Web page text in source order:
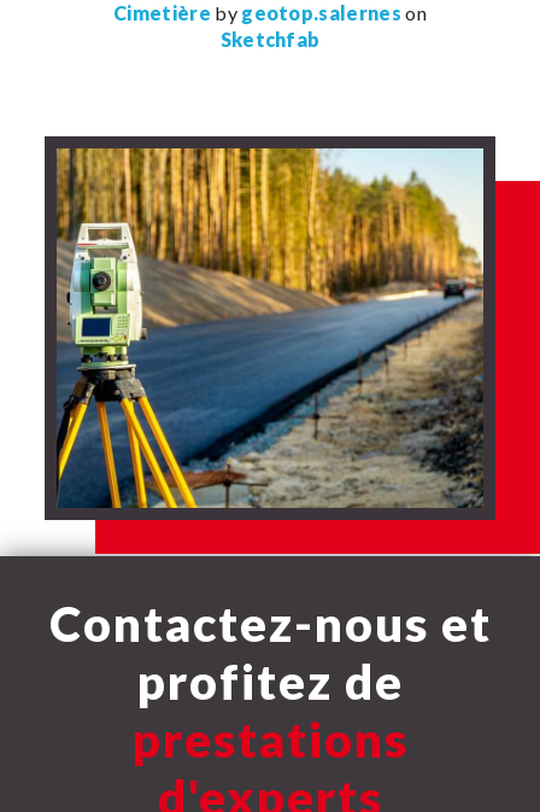
Cimetière by geotop.salerneson
Sketchfab
Contactez-nous et
profitez de
prestations
d'experts